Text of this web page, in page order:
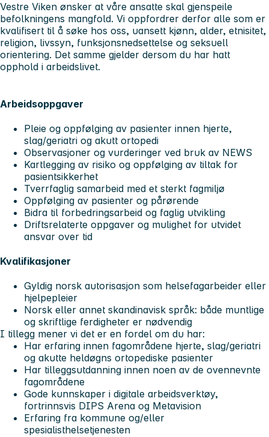
Vestre Viken ønsker at våre ansatte skal gjenspeile
befolkningens mangfold. Vi oppfordrer derfor alle som er
kvalifisert til å søke hos oss, uansett kjønn, alder, etnisitet,
religion, livssyn, funksjonsnedsettelse og seksuell
orientering. Det samme gjelder dersom du har hatt
opphold i arbeidslivet.
Arbeidsoppgaver
Pleie og oppfølging av pasienter innen hjerte,
slag/geriatri og akutt ortopedi
Observasjoner og vurderinger ved bruk av NEWS
Kartlegging av risiko og oppfølging av tiltak for
pasientsikkerhet
Tverrfaglig samarbeid med et sterkt fagmiljø
Oppfølging av pasienter og pårørende
Bidra til forbedringsarbeid og faglig utvikling
Driftsrelaterte oppgaver og mulighet for utvidet
ansvar over tid
Kvalifikasjoner
Gyldig norsk autorisasjon som helsefagarbeider eller
hjelpepleier
Norsk eller annet skandinavisk språk: både muntlige
og skriftlige ferdigheter er nødvendig
I tillegg mener vi det er en fordel om du har:
Har erfaring innen fagområdene hjerte, slag/geriatri
og akutte heldøgns ortopediske pasienter
Har tilleggsutdanning innen noen av de ovennevnte
fagområdene
Gode kunnskaper i digitale arbeidsverktøy,
fortrinnsvis DIPS Arena og Metavision
Erfaring fra kommune og/eller
spesialisthelsetjenesten